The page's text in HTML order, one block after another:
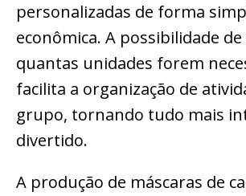
personalizadas de forma
econômica. A possibilidade
quantas unidades forem
facilita a organização de
grupo, tornando tudo mais
divertido.
A produção de máscaras de